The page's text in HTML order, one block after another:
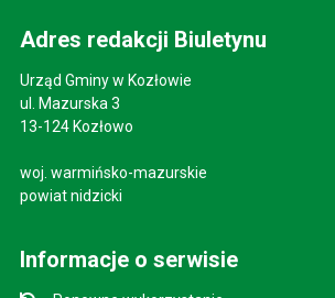
Adres redakcji Biuletynu
Urząd Gminy w Kozłowie
ul. Mazurska 3
13-124 Kozłowo
woj. warmińsko-mazurskie
powiat nidzicki
Informacje o serwisie